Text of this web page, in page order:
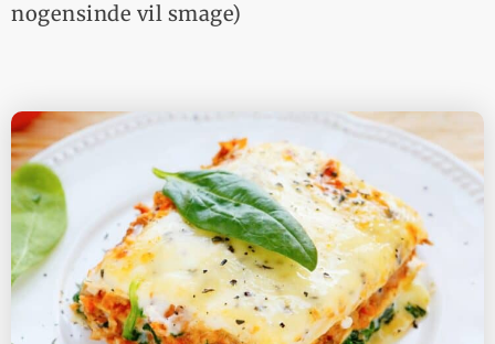
nogensinde vil smage)